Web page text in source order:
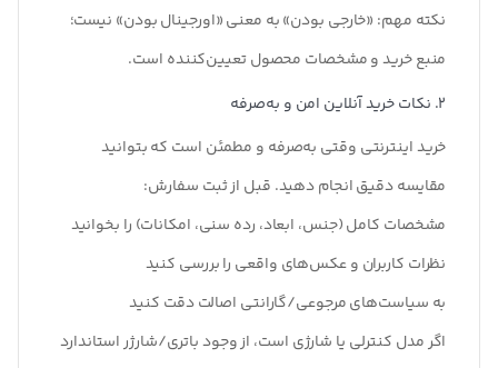
نکته مهم: «خارجی بودن» به معنی «اورجینال بودن» نیست؛
منبع خرید و مشخصات محصول تعیین‌کننده است.
2. نکات خرید آنلاین امن و به‌صرفه
خرید اینترنتی وقتی به‌صرفه و مطمئن است که بتوانید
مقایسه دقیق انجام دهید. قبل از ثبت سفارش:
مشخصات کامل (جنس، ابعاد، رده سنی، امکانات) را بخوانید
نظرات کاربران و عکس‌های واقعی را بررسی کنید
به سیاست‌های مرجوعی/گارانتی اصالت دقت کنید
اگر مدل کنترلی یا شارژی است، از وجود باتری/شارژر استاندارد